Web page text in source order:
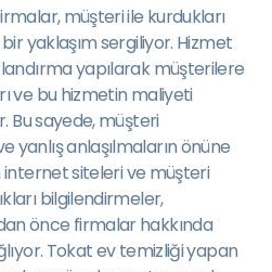
müşteri ile kurdukları
yaklaşım sergiliyor. Hizmet
yapılarak müşterilere
ve bu hizmetin maliyeti
Bu sayede, müşteri
yanlış anlaşılmaların önüne
internet siteleri ve müşteri
bilgilendirmeler,
önce firmalar hakkında
Tokat ev temizliği yapan